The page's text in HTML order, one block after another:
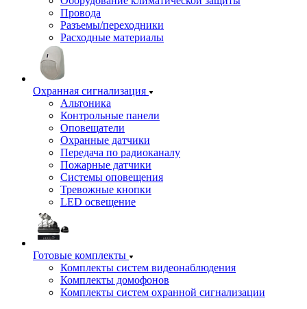
Провода
Разъемы/переходники
Расходные материалы
Охранная сигнализация
Альтоника
Контрольные панели
Оповещатели
Охранные датчики
Передача по радиоканалу
Пожарные датчики
Системы оповещения
Тревожные кнопки
LED освещение
Готовые комплекты
Комплекты систем видеонаблюдения
Комплекты домофонов
Комплекты систем охранной сигнализации